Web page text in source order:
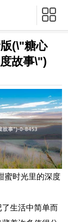

(\"糖心
故事\")
蜜时光里的深度
生活中简单而